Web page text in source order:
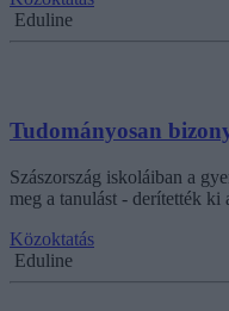
Eduline
Tudományosan
Szászország iskoláiban a
meg a tanulást - derítették
Közoktatás
Eduline